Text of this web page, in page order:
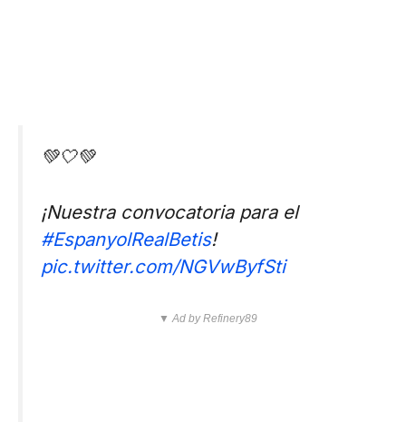
💚🤍💚
¡Nuestra convocatoria para el
#EspanyolRealBetis!
pic.twitter.com/NGVwByfSti
▼ Ad by Refinery89